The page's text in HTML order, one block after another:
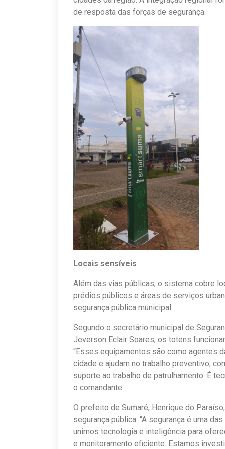
de resposta das forças de segurança.
Locais sensíveis
Além das vias públicas, o sistema cobre
prédios públicos e áreas de serviços
segurança pública municipal.
Segundo o secretário municipal de
Jeverson Eclair Soares, os totens
“Esses equipamentos são como agentes
cidade e ajudam no trabalho preventivo,
suporte ao trabalho de patrulhamento. É
o comandante.
O prefeito de Sumaré, Henrique do
segurança pública. “A segurança é uma
unimos tecnologia e inteligência para
e monitoramento eficiente. Estamos